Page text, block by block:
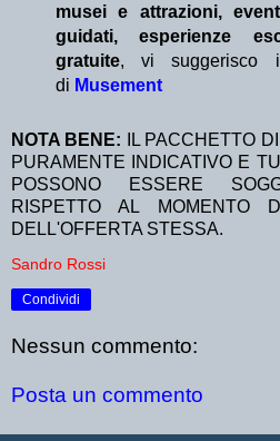
musei e attrazioni,
guidati, esperienze
gratuite, vi suggerisco
di Musement
NOTA BENE:
IL PACCHETTO
PURAMENTE INDICATIVO E
POSSONO ESSERE
RISPETTO AL MOMENTO
DELL'OFFERTA STESSA.
Sandro Rossi
Condividi
Nessun commento:
Posta un commento